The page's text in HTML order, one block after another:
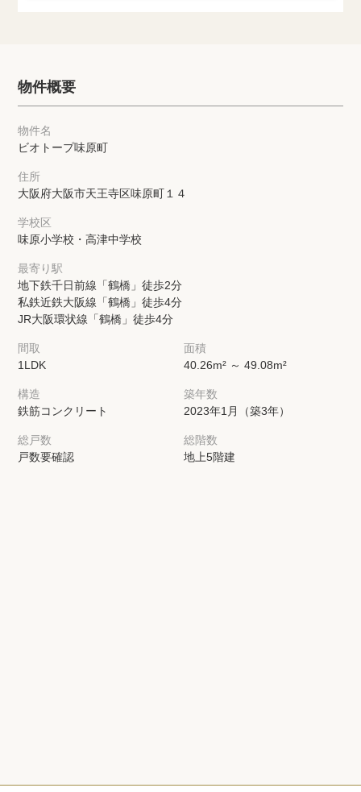
物件概要
物件名
ビオトープ味原町
住所
大阪府大阪市天王寺区味原町１４
学校区
味原小学校・高津中学校
最寄り駅
地下鉄千日前線「鶴橋」徒歩2分
私鉄近鉄大阪線「鶴橋」徒歩4分
JR大阪環状線「鶴橋」徒歩4分
間取
1LDK
面積
40.26m² ～ 49.08m²
構造
鉄筋コンクリート
築年数
2023年1月（築3年）
総戸数
戸数要確認
総階数
地上5階建